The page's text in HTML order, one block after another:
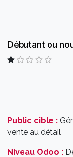
Débutant ou
Public cible :
vente au détail
Niveau Odoo :